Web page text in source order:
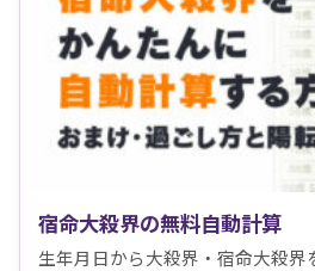
宿命大殺界の無料自動計算
生年月日から大殺界・宿命大殺界